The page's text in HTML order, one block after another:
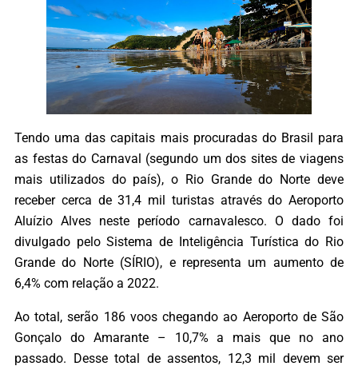
Tendo uma das capitais mais procuradas do Brasil para
as festas do Carnaval (segundo um dos sites de viagens
mais utilizados do país), o Rio Grande do Norte deve
receber cerca de 31,4 mil turistas através do Aeroporto
Aluízio Alves neste período carnavalesco. O dado foi
divulgado pelo Sistema de Inteligência Turística do Rio
Grande do Norte (SÍRIO), e representa um aumento de
6,4% com relação a 2022.
Ao total, serão 186 voos chegando ao Aeroporto de São
Gonçalo do Amarante – 10,7% a mais que no ano
passado. Desse total de assentos, 12,3 mil devem ser